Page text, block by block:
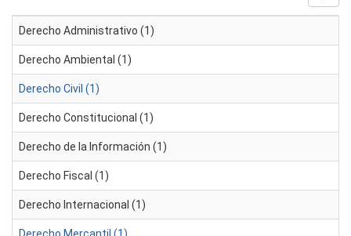
Derecho Administrativo (1)
Derecho Ambiental (1)
Derecho Civil (1)
Derecho Constitucional (1)
Derecho de la Información (1)
Derecho Fiscal (1)
Derecho Internacional (1)